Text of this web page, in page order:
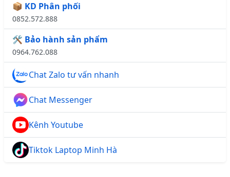
📦 KD Phân phối
0852.572.888
🛠️ Bảo hành sản phẩm
0964.762.088
Chat Zalo tư vấn nhanh
Chat Messenger
Kênh Youtube
Tiktok Laptop Minh Hà